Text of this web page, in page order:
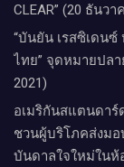
CLEAR” (20 ธันวา
“บันยัน เรสซิเดนซ์
ไทย” จุดหมายปล
2021)
อเมริกันสแตนดาร์
ชวนผู้บริโภคส่งมอ
บันดาลใจใหม่ในห้